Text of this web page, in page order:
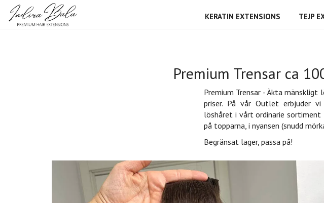
Premium Trensar ca
Premium Trensar - Äkta
priser. På vår Outlet erbjuder vi
löshåret i vårt ordinarie
på topparna, i nyansen (snudd
Begränsat lager, passa på!
KERATIN EXTENSIONS TEJP